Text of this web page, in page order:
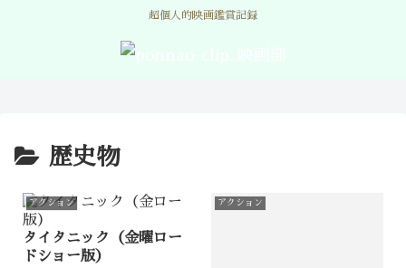
超個人的映画鑑賞記録
歴史物
アクション
タイタニック（金曜ロー
ドショー版）
アクション